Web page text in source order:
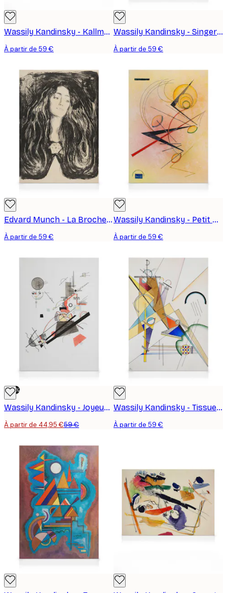
Wassily Kandinsky - Kallmünz Gabriele Münter Peinture I Toile
À partir de 59 €
Wassily Kandinsky - Singer Toile
À partir de 59 €
Edvard Munch - La Broche, Eva Mudocci Toile
À partir de 59 €
Wassily Kandinsky - Petit Chaud Toile
À partir de 59 €
-24%
Wassily Kandinsky - Joyeuse Ascension Toile
À partir de 44,95 €59 €
Wassily Kandinsky - Tissue Toile
À partir de 59 €